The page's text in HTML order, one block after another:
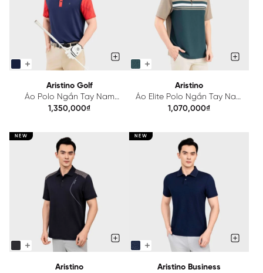
Aristino Golf
Áo Polo Ngắn Tay Nam
Aristino Golf Regular
1,350,000₫
Aristino
Áo Elite Polo Ngắn Tay Nam
Aristino Regular Fit
1,070,000₫
NEW
Aristino
NEW
Aristino Business